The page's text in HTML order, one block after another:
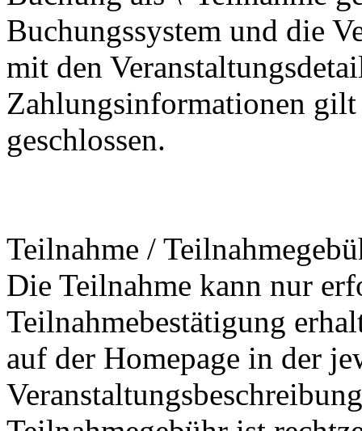
Buchungssystem und die
mit den
Zahlungsinformationen
geschlossen.
Teilnahme /
Die Teilnahme kann nur
Teilnahmebestätigung
auf der Homepage in der